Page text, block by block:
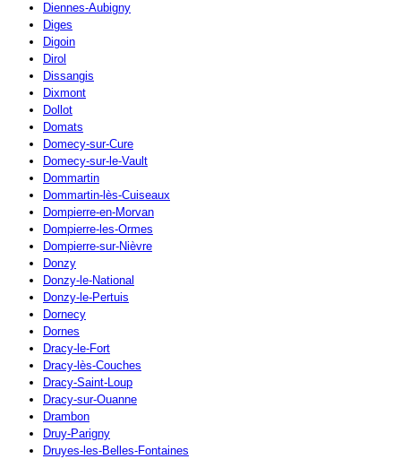
Diennes-Aubigny
Diges
Digoin
Dirol
Dissangis
Dixmont
Dollot
Domats
Domecy-sur-Cure
Domecy-sur-le-Vault
Dommartin
Dommartin-lès-Cuiseaux
Dompierre-en-Morvan
Dompierre-les-Ormes
Dompierre-sur-Nièvre
Donzy
Donzy-le-National
Donzy-le-Pertuis
Dornecy
Dornes
Dracy-le-Fort
Dracy-lès-Couches
Dracy-Saint-Loup
Dracy-sur-Ouanne
Drambon
Druy-Parigny
Druyes-les-Belles-Fontaines